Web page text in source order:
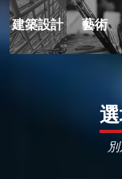
建築設計 藝術